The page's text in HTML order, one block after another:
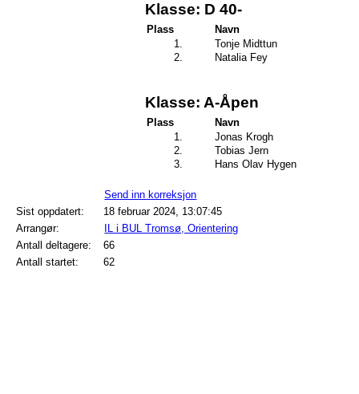
Klasse: D 40-
Plass
Navn
1.
Tonje Midttun
2.
Natalia Fey
Klasse: A-Åpen
Plass
Navn
1.
Jonas Krogh
2.
Tobias Jern
3.
Hans Olav Hygen
Send inn korreksjon
Sist oppdatert:
18 februar 2024, 13:07:45
Arrangør:
IL i BUL Tromsø, Orientering
Antall deltagere:
66
Antall startet:
62